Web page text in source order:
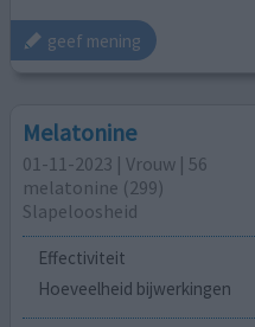
geef mening
Melatonine
01-11-2023 | Vrouw | 56
melatonine (299)
Slapeloosheid
Effectiviteit
Hoeveelheid bijwerkingen